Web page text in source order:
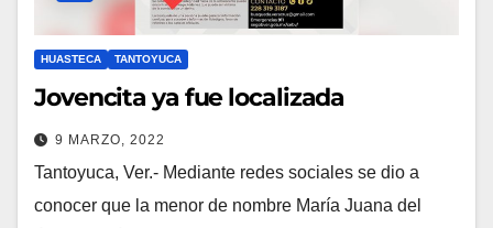
HUASTECA TANTOYUCA
Jovencita ya fue localizada
9 MARZO, 2022
Tantoyuca, Ver.- Mediante redes sociales se dio a
conocer que la menor de nombre María Juana del